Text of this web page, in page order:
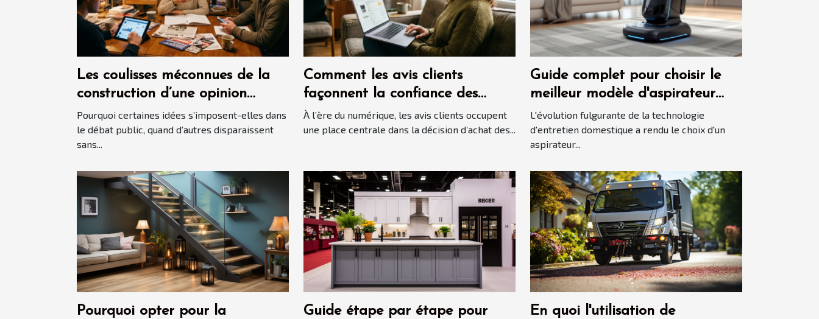
Les coulisses méconnues de la
construction d’une opinion
politique
Pourquoi certaines idées s’imposent-elles dans
le débat public, quand d’autres disparaissent
sans...
Comment les avis clients
façonnent la confiance des
consommateurs en ligne ?
À l’ère du numérique, les avis clients occupent
une place centrale dans la décision d’achat des...
Guide complet pour choisir le
meilleur modèle d'aspirateur
automatisé en 2025
L'évolution fulgurante de la technologie
d'entretien domestique a rendu le choix d'un
aspirateur...
Pourquoi opter pour la
Guide étape par étape pour
En quoi l'utilisation de